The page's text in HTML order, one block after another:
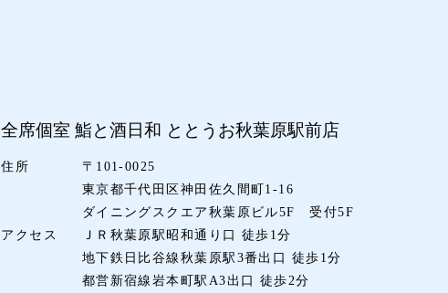
全席個室 鮨と酒日和 ととうお秋葉原駅前店
住所
〒101-0025
東京都千代田区神田佐久間町1-16
ダイニングスクエア秋葉原ビル5F 受付5F
アクセス
ＪＲ秋葉原駅昭和通り口 徒歩1分
地下鉄日比谷線秋葉原駅3番出口 徒歩1分
都営新宿線岩本町駅A3出口 徒歩2分